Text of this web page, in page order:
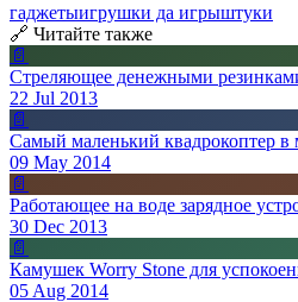
гаджетыигрушки да игрыштуки
🔗 Читайте также
📄
Стреляющее денежными
22 Jul 2013
📄
Самый маленький квадрокоптер в
09 May 2014
📄
Работающее на воде зарядное
30 Dec 2013
📄
Камушек Worry Stone для
05 Aug 2014